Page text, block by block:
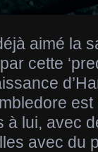
aimé la
cette
à lui, avec
avec du